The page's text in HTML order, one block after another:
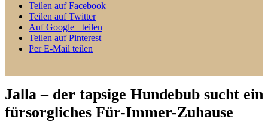
Teilen auf Facebook
Teilen auf Twitter
Auf Google+ teilen
Teilen auf Pinterest
Per E-Mail teilen
Jalla – der tapsige Hundebub sucht ein
fürsorgliches Für-Immer-Zuhause